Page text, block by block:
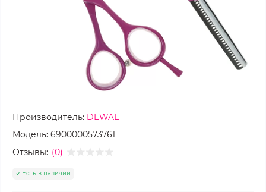
Производитель: DEWAL
Модель: 6900000573761
Отзывы: (0)
Есть в наличии